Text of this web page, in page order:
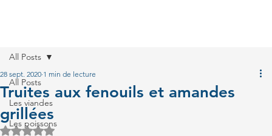
All Posts
Les viandes
Les poissons
All Posts
Truites aux fenouils et amandes
grillées
28 sept. 2020 1 min de lecture
Noté NaN étoiles sur 5.